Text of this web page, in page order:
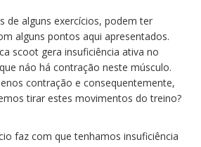
de alguns exercícios, podem ter
alguns pontos aqui apresentados.
scoot gera insuficiência ativa no
náo há contração neste músculo.
contração e consequentemente,
tirar estes movimentos do treino?
faz com que tenhamos insuficiência